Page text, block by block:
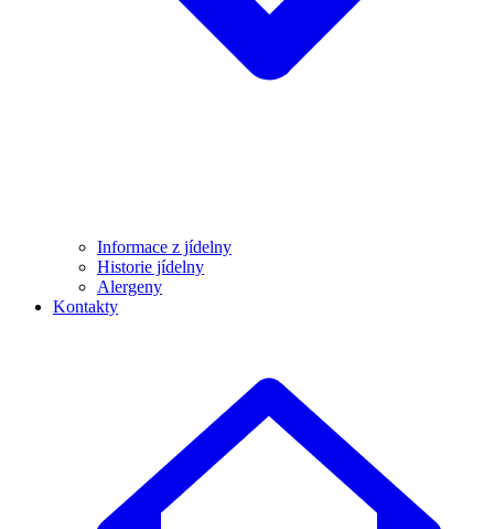
Informace z jídelny
Historie jídelny
Alergeny
Kontakty